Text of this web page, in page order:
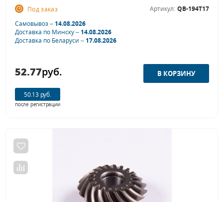
Под заказ
Артикул: QB-194T17
Самовывоз –14.08.2026
Доставка по Минску –14.08.2026
Доставка по Беларуси –17.08.2026
52.77руб.
50.13 руб.
после регистрации